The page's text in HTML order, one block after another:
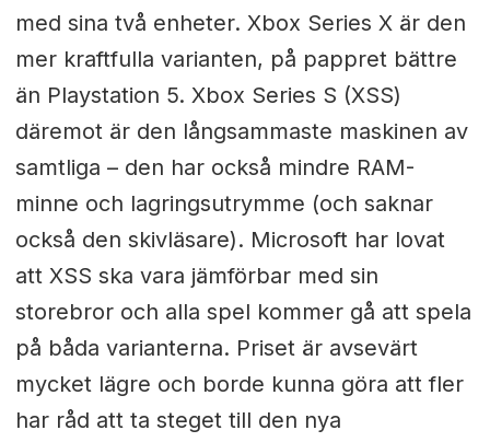
med sina två enheter. Xbox Series X är den
mer kraftfulla varianten, på pappret bättre
än Playstation 5. Xbox Series S (XSS)
däremot är den långsammaste maskinen av
samtliga – den har också mindre RAM-
minne och lagringsutrymme (och saknar
också den skivläsare). Microsoft har lovat
att XSS ska vara jämförbar med sin
storebror och alla spel kommer gå att spela
på båda varianterna. Priset är avsevärt
mycket lägre och borde kunna göra att fler
har råd att ta steget till den nya